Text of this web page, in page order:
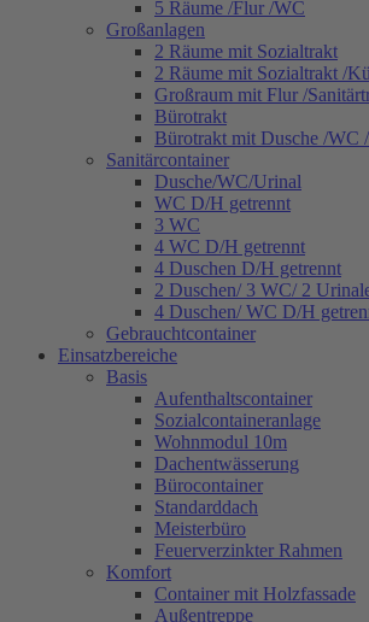
5 Räume /Flur /WC
Großanlagen
2 Räume mit Sozialtrakt
2 Räume mit Sozialtrakt /
Großraum mit Flur /
Bürotrakt
Bürotrakt mit Dusche /WC
Sanitärcontainer
Dusche/WC/Urinal
WC D/H getrennt
3 WC
4 WC D/H getrennt
4 Duschen D/H getrennt
2 Duschen/ 3 WC/ 2
4 Duschen/ WC D/H
Gebrauchtcontainer
Einsatzbereiche
Basis
Aufenthaltscontainer
Sozialcontaineranlage
Wohnmodul 10m
Dachentwässerung
Bürocontainer
Standarddach
Meisterbüro
Feuerverzinkter Rahmen
Komfort
Container mit Holzfassade
Außentreppe